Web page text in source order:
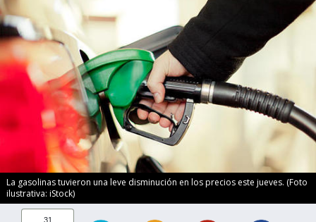
La gasolinas tuvieron una leve disminución en los precios este jueves. (Foto
ilustrativa: iStock)
31